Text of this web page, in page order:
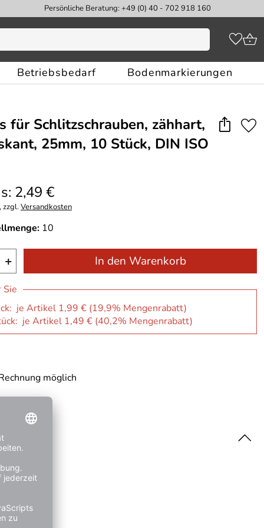
Persönliche Beratung: +49 (0) 40 - 702 918 160
Betriebsbedarf Bodenmarkierungen
für Schlitzschrauben, zähhart,
25mm, 10 Stück, DIN ISO
2,49 €
zzgl.Versandkosten
10
+ In den Warenkorb
Sie
je Artikel 1,99 € (19,9% Mengenrabatt)
je Artikel 1,49 € (40,2% Mengenrabatt)
möglich